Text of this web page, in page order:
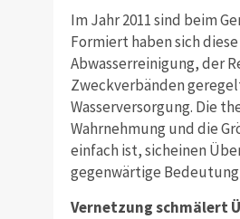
Im Jahr 2011 sind beim
Formiert haben sich
Abwasserreinigung, der
Zweckverbänden
Wasserversorgung. Die
Wahrnehmung und die
einfach ist, sicheinen
gegenwärtige
Vernetzung schmälert